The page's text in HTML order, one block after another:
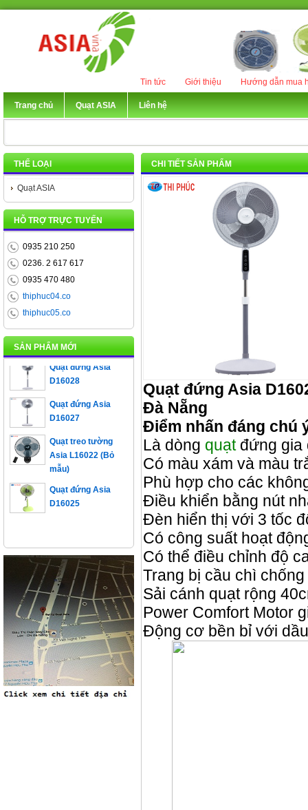
Hướng dẫn mua
Giới thiệu
Tin tức
Trang chủ Quạt ASIA Liên hệ
THỂ LOẠI
Quạt ASIA
HỖ TRỢ TRỰC TUYẾN
0935 210 250
0236. 2 617 617
0935 470 480
thiphuc04.co
thiphuc05.co
SẢN PHẨM MỚI
D16023
Quạt đứng Asia
D16028
D16027
Asia L16022 (Bỏ
mẫu)
D16025
CHI TIẾT SẢN PHẨM
Quạt đứng Asia
Đà Nẵng
Điểm nhấn đáng chú
Là dòng quạtđứng gia
Có màu xám và màu
Phù hợp cho các
Điều khiển bằng nút
Đèn hiển thị với 3 tốc
Có công suất hoạt
Có thể điều chỉnh độ
Trang bị cầu chì
Sải cánh quạt rộng
Power Comfort Motor
Động cơ bền bỉ với